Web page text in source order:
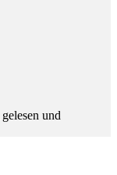
gelesen und